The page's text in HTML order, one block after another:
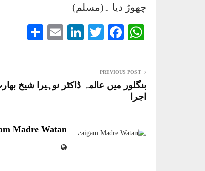
چھوڑ دیا ۔(مسلم)
W
A
pp
Fa
ok
T
Li
In
E
PREVIOUS POST
بنگلور میں عالمہ ڈاکٹر نوہیرا شیخ
اجرا
Madre Watan